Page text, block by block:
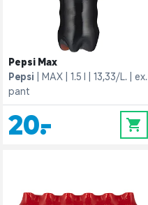
Pepsi Max
Pepsi
MAX 1.5 l 13,33/L.
ex.
pant
20,- 0